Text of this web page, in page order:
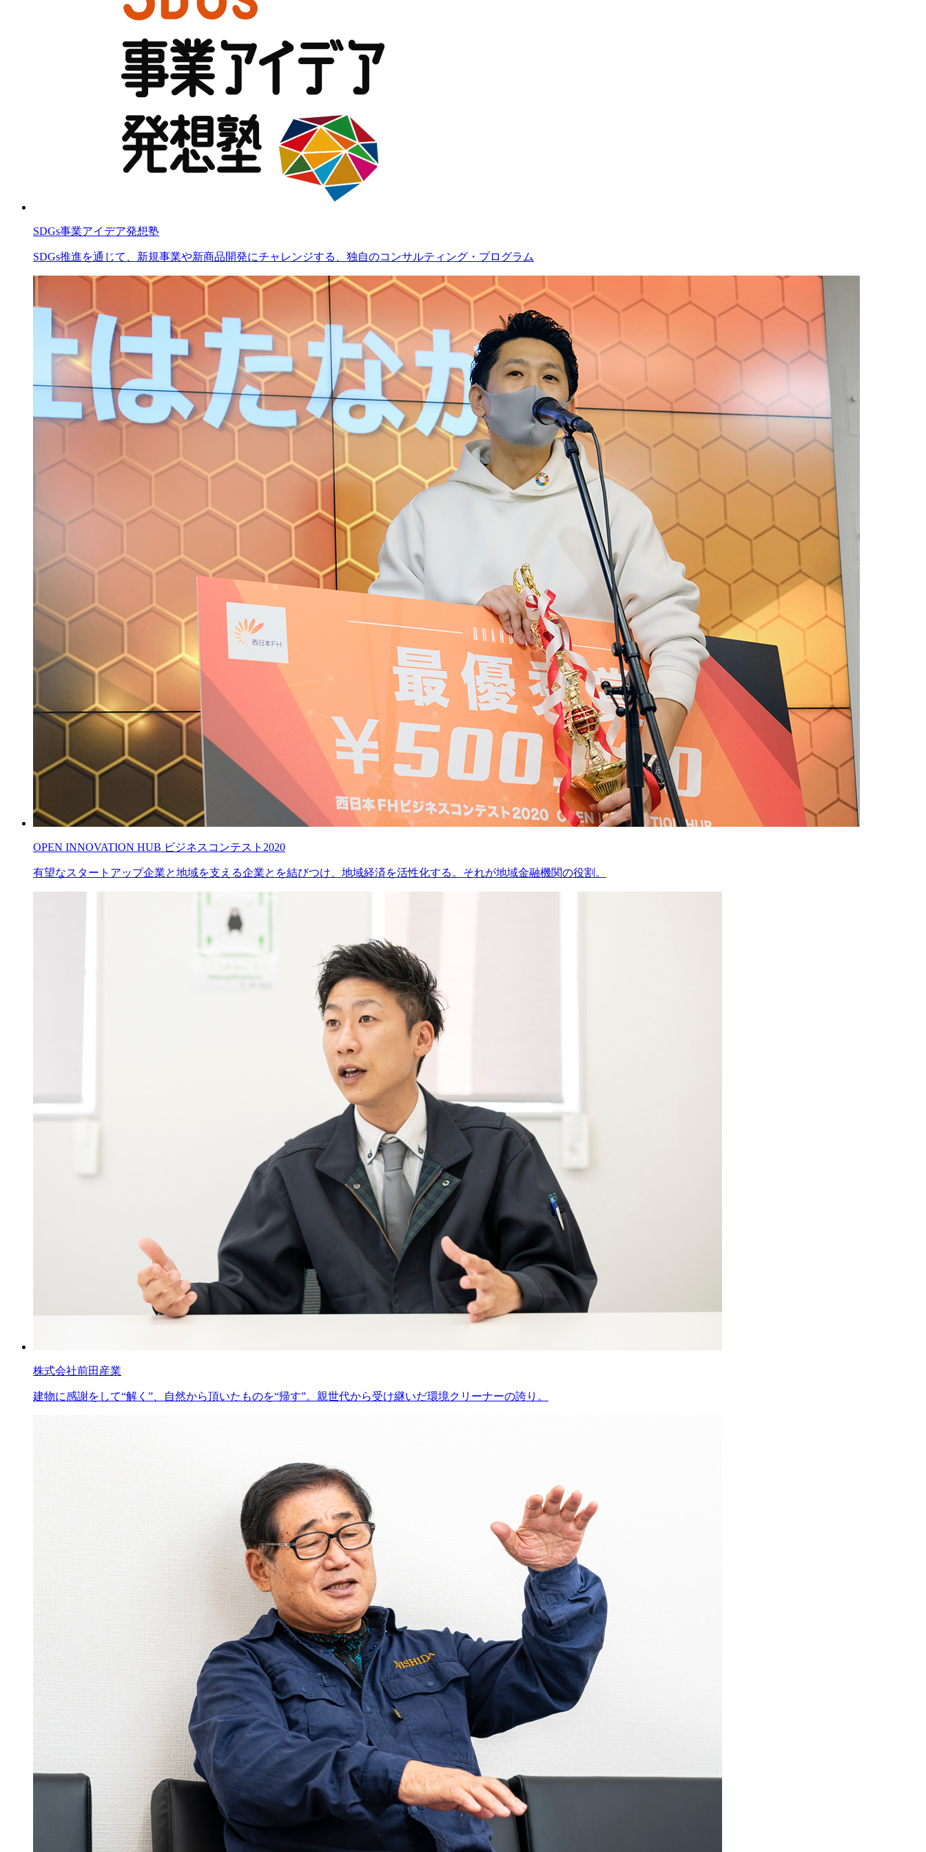
SDGs事業アイデア発想塾
SDGs推進を通じて、新規事業や新商品開発にチャレンジする、独自のコンサルティング・プログラム
OPEN INNOVATION HUB ビジネスコンテスト2020
有望なスタートアップ企業と地域を支える企業とを結びつけ、地域経済を活性化する。それが地域金融機関の役割。
株式会社前田産業
建物に感謝をして“解く”、自然から頂いたものを“帰す”。親世代から受け継いだ環境クリーナーの誇り。